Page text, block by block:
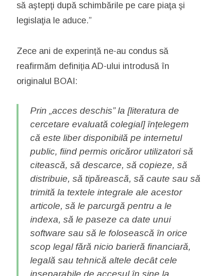
să aştepţi după schimbările pe care piaţa şi
legislaţia le aduce.”
Zece ani de experință ne-au condus să
reafirmăm definiția AD-ului introdusă în
originalul BOAI:
Prin „acces deschis” la [literatura de
cercetare evaluată colegial] înțelegem
că este liber disponibilă pe internetul
public, fiind permis oricăror utilizatori să
citească, să descarce, să copieze, să
distribuie, să tipărească, să caute sau să
trimită la textele integrale ale acestor
articole, să le parcurgă pentru a le
indexa, să le paseze ca date unui
software sau să le folosească în orice
scop legal fără nicio barieră financiară,
legală sau tehnică altele decât cele
inseparabile de accesul în sine la